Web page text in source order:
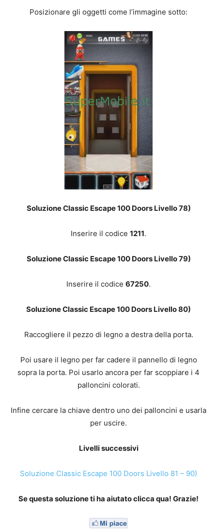
Posizionare gli oggetti come l’immagine sotto:
Soluzione Classic Escape 100 Doors Livello 78)
Inserire il codice 1211.
Soluzione Classic Escape 100 Doors Livello 79)
Inserire il codice 67250.
Soluzione Classic Escape 100 Doors Livello 80)
Raccogliere il pezzo di legno a destra della porta.
Poi usare il legno per far cadere il pannello di legno
sopra la porta. Poi usarlo ancora per far scoppiare i 4
palloncini colorati.
Infine cercare la chiave dentro uno dei palloncini e usarla
per uscire.
Livelli successivi
Soluzione Classic Escape 100 Doors Livello 81 – 90)
Se questa soluzione ti ha aiutato clicca qua! Grazie!